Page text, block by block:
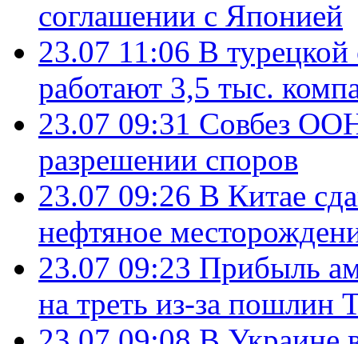
соглашении с Японией
23.07 11:06 В
работают 3,5 тыс.
23.07 09:31 Совбез
разрешении споров
23.07 09:26 В Китае
нефтяное
23.07 09:23 Прибыль
на треть из-за пошлин